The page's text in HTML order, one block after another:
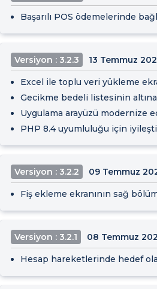
Başarılı POS ödemelerinde
Versiyon : 3.2.3 13 Temmuz
Excel ile toplu veri yükleme
Gecikme bedeli listesinin
Uygulama arayüzü modernize
PHP 8.4 uyumluluğu için
Versiyon : 3.2.2 09 Temmuz
Fiş ekleme ekranının sağ
Versiyon : 3.2.1 08 Temmuz
Hesap hareketlerinde hedef